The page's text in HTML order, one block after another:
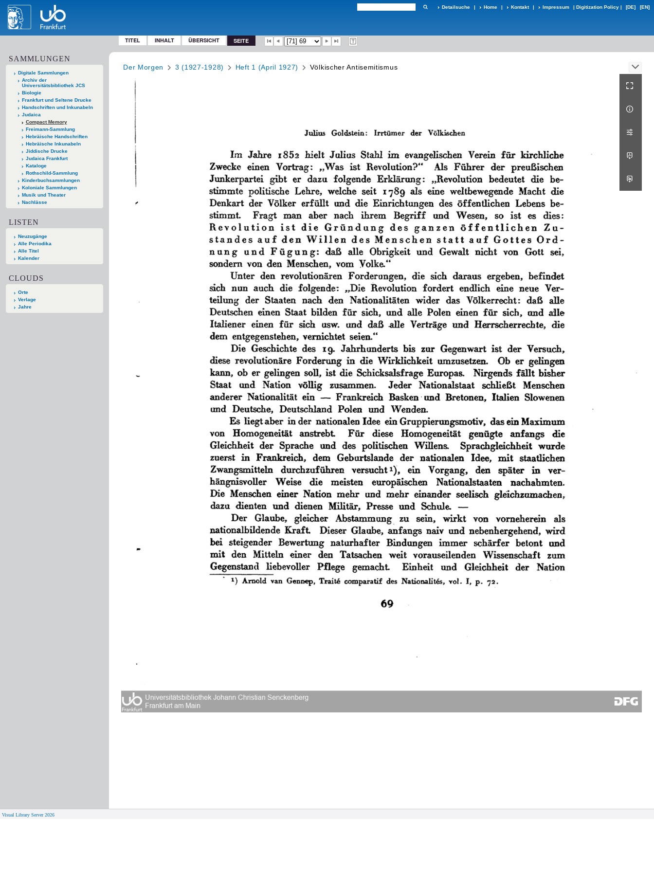
Detailsuche | Home | Kontakt | Impressum | Digitization Policy | [DE] [EN]
TITEL INHALT ÜBERSICHT SEITE
SAMMLUNGEN
Digitale Sammlungen
Archiv der
Universitätsbibliothek JCS
Biologie
Frankfurt und Seltene Drucke
Handschriften und Inkunabeln
Judaica
Compact Memory
Freimann-Sammlung
Hebräische Handschriften
Hebräische Inkunabeln
Jiddische Drucke
Judaica Frankfurt
Kataloge
Rothschild-Sammlung
Kinderbuchsammlungen
Koloniale Sammlungen
Musik und Theater
Nachlässe
LISTEN
Neuzugänge
Alle Periodika
Alle Titel
Kalender
CLOUDS
Orte
Verlage
Jahre
Der Morgen 3 (1927-1928) Heft 1 (April 1927) Völkischer Antisemitismus
Visual Library Server 2026